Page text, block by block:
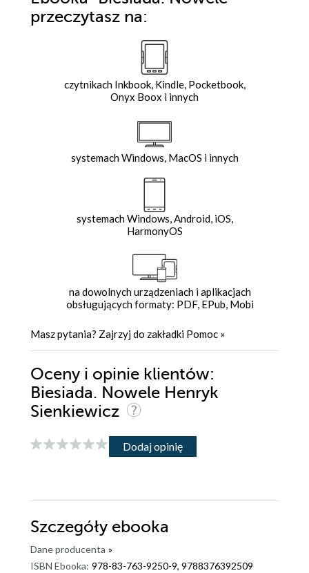
przeczytasz na:
czytnikach Inkbook, Kindle, Pocketbook,
Onyx Boox i innych
systemach Windows, MacOS i innych
systemach Windows, Android, iOS,
HarmonyOS
na dowolnych urządzeniach i aplikacjach
obsługujących formaty: PDF, EPub, Mobi
Masz pytania? Zajrzyj do zakładki Pomoc »
Oceny i opinie klientów:
Biesiada. Nowele Henryk
Sienkiewicz
Dodaj opinię
Szczegóły ebooka
Dane producenta »
ISBN Ebooka: 978-83-763-9250-9, 9788376392509